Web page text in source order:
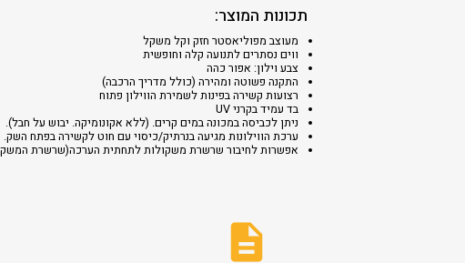
תכונות המוצר:
מעוצב מפוליאסטר חזק וקל משקל
ווים נסתרים לתנועה קלה וחופשית
צבע וילון: אפור כהה
התקנה פשוטה ומהירה (כולל מדריך הרכבה)
רצועות קשירה בפינות לשמירת הווילון פתוח
בד עמיד בקרני UV
ניתן לכביסה במכונה במים קרים. (ללא אקונומיקה. יבוש על חבל).
ערכת הווילונות מגיעה בנרתיק/כיסוי עם חוט לקשירה בפתח השק.
אפשרות לחיבור שרשרת משקולות לתחתית הערכה(שרשרת